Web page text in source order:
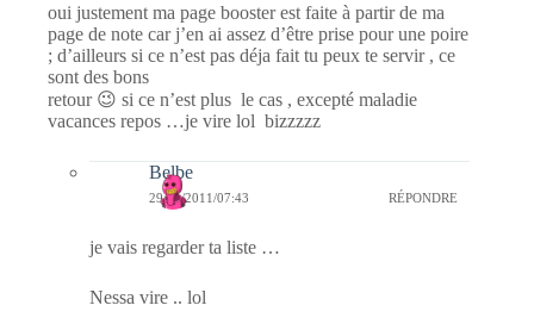
oui justement ma page booster est faite à partir de ma
page de note car j’en ai assez d’être prise pour une poire
; d’ailleurs si ce n’est pas déja fait tu peux te servir , ce
sont des bons
retour 😉 si ce n’est plus le cas , excepté maladie
vacances repos …je vire lol bizzzzz
Belbe
29/01/2011/07:43 RÉPONDRE
je vais regarder ta liste …
Nessa vire .. lol